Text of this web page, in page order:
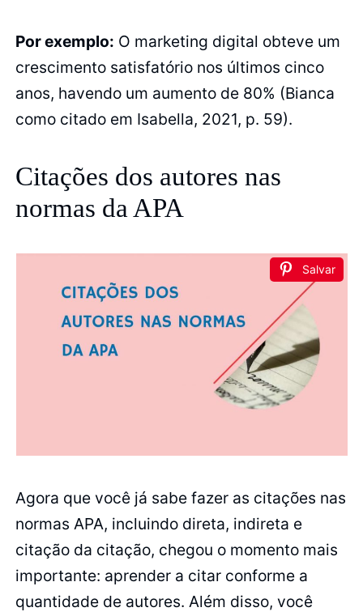
Por exemplo: O marketing digital obteve um
crescimento satisfatório nos últimos cinco
anos, havendo um aumento de 80% (Bianca
como citado em Isabella, 2021, p. 59).
Citações dos autores nas
normas da APA
Salvar
Agora que você já sabe fazer as citações nas
normas APA, incluindo direta, indireta e
citação da citação, chegou o momento mais
importante: aprender a citar conforme a
quantidade de autores. Além disso, você